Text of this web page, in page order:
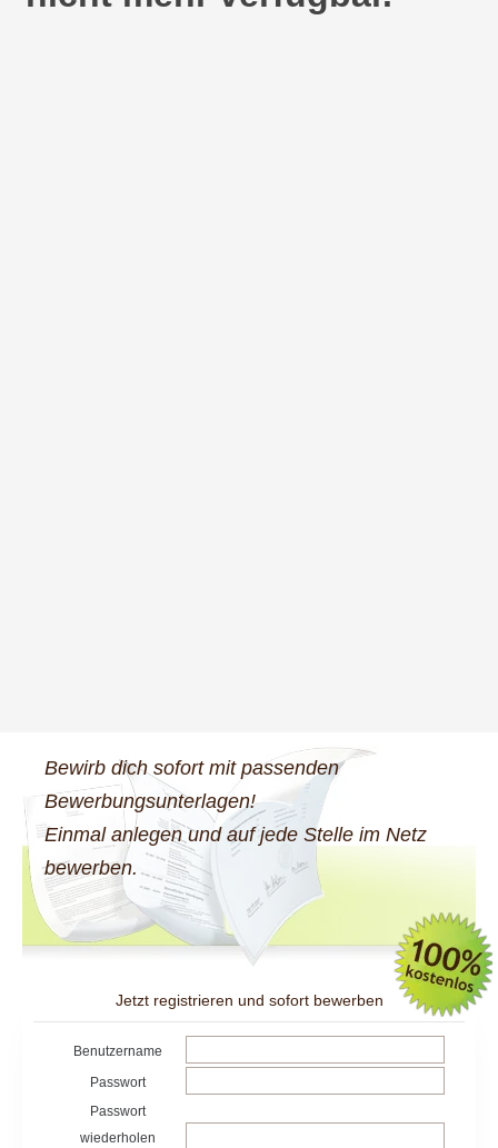
Bewirb dich sofort mit passenden
Bewerbungsunterlagen!
Einmal anlegen und auf jede Stelle im Netz
bewerben.
Jetzt registrieren und sofort bewerben
Benutzername
Passwort
Passwort
wiederholen